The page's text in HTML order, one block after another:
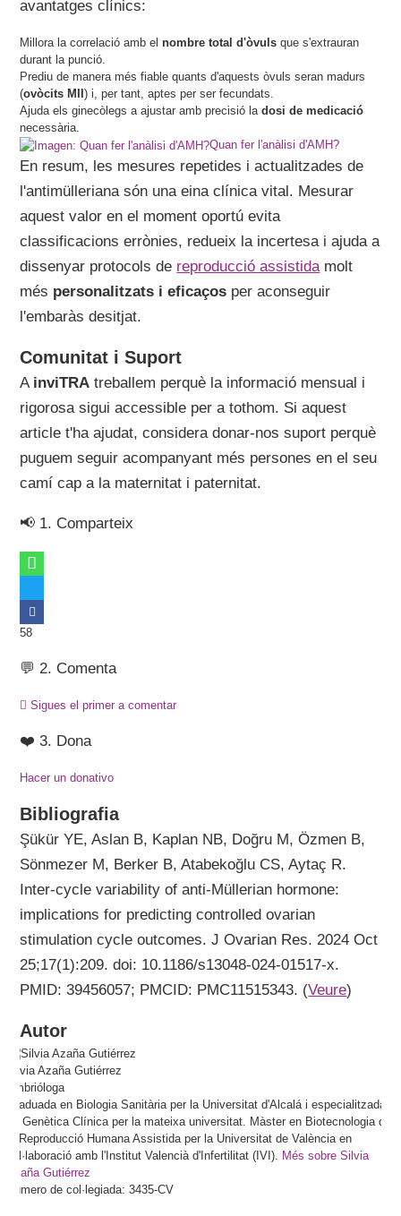
avantatges clínics:
Millora la correlació amb elnombre total d'òvuls que s'extrauran
durant la punció.
Prediu de manera més fiable quants d'aquests òvuls seran madurs
(ovòcits MII) i, per tant, aptes per ser fecundats.
Ajuda els ginecòlegs a ajustar amb precisió ladosi de medicació
necessària.
Quan fer l'anàlisi d'AMH?
En resum, les mesures repetides i actualitzades de
l'antimülleriana són una eina clínica vital. Mesurar
aquest valor en el moment oportú evita
classificacions errònies, redueix la incertesa i ajuda a
dissenyar protocols de reproducció assistidamolt
més personalitzats i eficaços per aconseguir
l'embaràs desitjat.
Comunitat i Suport
A inviTRA treballem perquè la informació mensual i
rigorosa sigui accessible per a tothom. Si aquest
article t'ha ajudat, considera donar-nos suport perquè
puguem seguir acompanyant més persones en el seu
camí cap a la maternitat i paternitat.
📢 1. Comparteix
58
💬 2. Comenta
Sigues el primer a comentar
❤️ 3. Dona
Hacer un donativo
Bibliografia
Şükür YE, Aslan B, Kaplan NB, Doğru M, Özmen B,
Sönmezer M, Berker B, Atabekoğlu CS, Aytaç R.
Inter-cycle variability of anti-Müllerian hormone:
implications for predicting controlled ovarian
stimulation cycle outcomes. J Ovarian Res. 2024 Oct
25;17(1):209. doi: 10.1186/s13048-024-01517-x.
PMID: 39456057; PMCID: PMC11515343. (Veure)
Autor
Silvia Azaña Gutiérrez
Embrióloga
Graduada en Biologia Sanitària per la Universitat d'Alcalá i especialitzada
en Genètica Clínica per la mateixa universitat. Màster en Biotecnologia de
la Reproducció Humana Assistida per la Universitat de València en
col·laboració amb l'Institut Valencià d'Infertilitat (IVI). Més sobre Silvia
Azaña Gutiérrez
Número de col·legiada: 3435-CV